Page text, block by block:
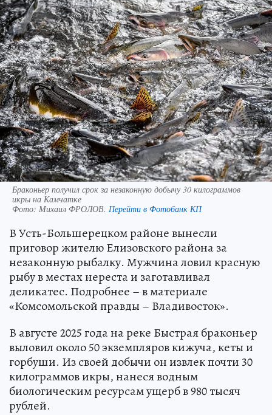
Браконьер получил срок за незаконную добычу 30 килограммов
икры на Камчатке
Фото: Михаил ФРОЛОВ. Перейти в Фотобанк КП
В Усть-Большерецком районе вынесли
приговор жителю Елизовского района за
незаконную рыбалку. Мужчина ловил красную
рыбу в местах нереста и заготавливал
деликатес. Подробнее – в материале
«Комсомольской правды – Владивосток».
В августе 2025 года на реке Быстрая браконьер
выловил около 50 экземпляров кижуча, кеты и
горбуши. Из своей добычи он извлек почти 30
килограммов икры, нанеся водным
биологическим ресурсам ущерб в 980 тысяч
рублей.